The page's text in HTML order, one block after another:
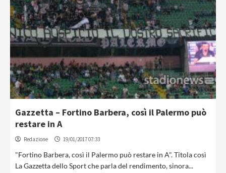
Gazzetta – Fortino Barbera, così il Palermo può
restare in A
Redazione 19/01/2017 07:33
"Fortino Barbera, così il Palermo può restare in A". Titola così
La Gazzetta dello Sport che parla del rendimento, sinora...